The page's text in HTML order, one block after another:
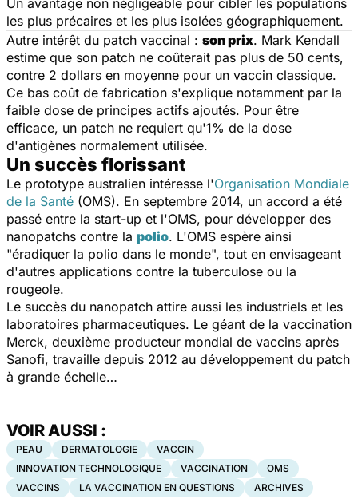
les plus précaires et les plus isolées géographiquement.
Autre intérêt du patch vaccinal : son prix. Mark Kendall
estime que son patch ne coûterait pas plus de 50 cents,
contre 2 dollars en moyenne pour un vaccin classique.
Ce bas coût de fabrication s'explique notamment par la
faible dose de principes actifs ajoutés. Pour être
efficace, un patch ne requiert qu'1% de la dose
d'antigènes normalement utilisée.
Un succès florissant
Le prototype australien intéresse l'Organisation Mondiale
de la Santé (OMS). En septembre 2014, un accord a été
passé entre la start-up et l'OMS, pour développer des
nanopatchs contre la polio. L'OMS espère ainsi
"éradiquer la polio dans le monde", tout en envisageant
d'autres applications contre la tuberculose ou la
rougeole.
Le succès du nanopatch attire aussi les industriels et les
laboratoires pharmaceutiques. Le géant de la vaccination
Merck, deuxième producteur mondial de vaccins après
Sanofi, travaille depuis 2012 au développement du patch
à grande échelle…
VOIR AUSSI :
PEAU DERMATOLOGIE
VACCIN
INNOVATION TECHNOLOGIQUE
VACCINATION
OMS
VACCINS
LA VACCINATION EN QUESTIONS ARCHIVES